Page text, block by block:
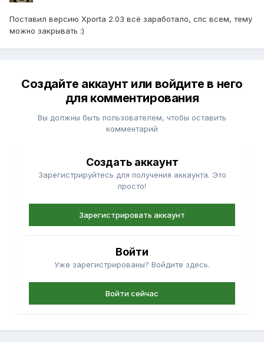
Поставил версию Xporta 2.03 всё заработало, спс всем, тему
можно закрывать :)
Создайте аккаунт или войдите в него
для комментирования
Вы должны быть пользователем, чтобы оставить
комментарий
Создать аккаунт
Зарегистрируйтесь для получения аккаунта. Это
просто!
Зарегистрировать аккаунт
Войти
Уже зарегистрированы? Войдите здесь.
Войти сейчас